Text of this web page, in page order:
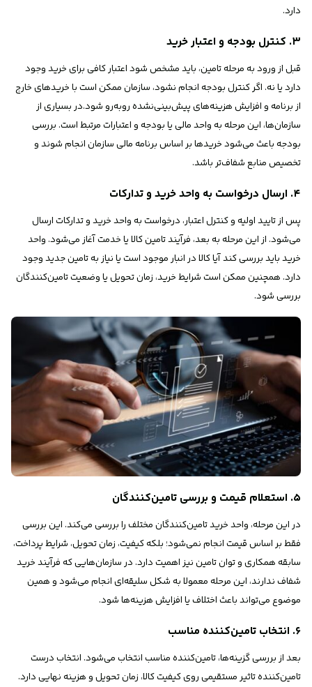
دارد.
۳. کنترل بودجه و اعتبار خرید
قبل از ورود به مرحله تامین، باید مشخص شود اعتبار کافی برای خرید وجود
دارد یا نه. اگر کنترل بودجه انجام نشود، سازمان ممکن است با خریدهای خارج
از برنامه و افزایش هزینه‌های پیش‌بینی‌نشده روبه‌رو شود.در بسیاری از
سازمان‌ها، این مرحله به واحد مالی یا بودجه و اعتبارات مرتبط است. بررسی
بودجه باعث می‌شود خریدها بر اساس برنامه مالی سازمان انجام شوند و
تخصیص منابع شفاف‌تر باشد.
۴. ارسال درخواست به واحد خرید و تدارکات
پس از تایید اولیه و کنترل اعتبار، درخواست به واحد خرید و تدارکات ارسال
می‌شود. از این مرحله به بعد، فرآیند تامین کالا یا خدمت آغاز می‌شود. واحد
خرید باید بررسی کند آیا کالا در انبار موجود است یا نیاز به تامین جدید وجود
دارد. همچنین ممکن است شرایط خرید، زمان تحویل یا وضعیت تامین‌کنندگان
بررسی شود.
۵. استعلام قیمت و بررسی تامین‌کنندگان
در این مرحله، واحد خرید تامین‌کنندگان مختلف را بررسی می‌کند. این بررسی
فقط بر اساس قیمت انجام نمی‌شود؛ بلکه کیفیت، زمان تحویل، شرایط پرداخت،
سابقه همکاری و توان تامین نیز اهمیت دارد. در سازمان‌هایی که فرآیند خرید
شفاف ندارند، این مرحله معمولا به شکل سلیقه‌ای انجام می‌شود و همین
موضوع می‌تواند باعث اختلاف یا افزایش هزینه‌ها شود.
۶. انتخاب تامین‌کننده مناسب
بعد از بررسی گزینه‌ها، تامین‌کننده مناسب انتخاب می‌شود. انتخاب درست
تامین‌کننده تاثیر مستقیمی روی کیفیت کالا، زمان تحویل و هزینه نهایی دارد.